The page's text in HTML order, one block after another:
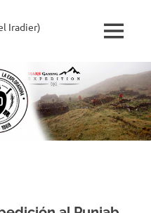
Iradier)
MENÚ